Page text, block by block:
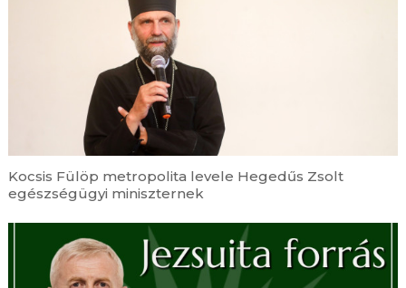
Kocsis Fülöp metropolita levele Hegedűs Zsolt
egészségügyi miniszternek